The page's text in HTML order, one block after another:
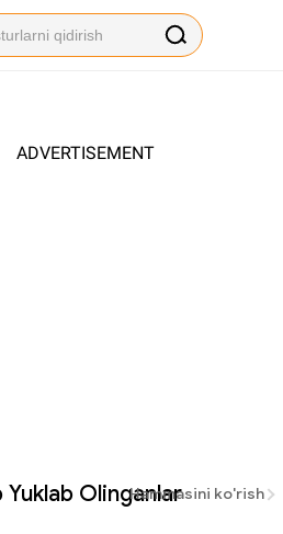
ADVERTISEMENT
Yuklab OlinganlarHammasini ko'rish